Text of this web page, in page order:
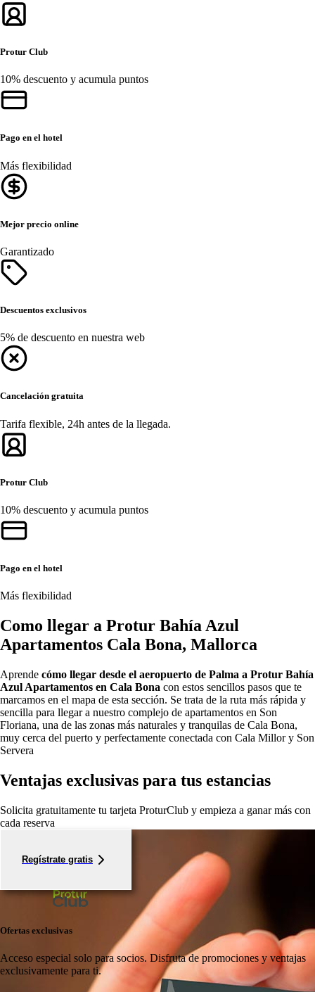
Protur Club
10% descuento y acumula puntos
Pago en el hotel
Más flexibilidad
Mejor precio online
Garantizado
Descuentos exclusivos
5% de descuento en nuestra web
Cancelación gratuita
Tarifa flexible, 24h antes de la llegada.
Protur Club
10% descuento y acumula puntos
Pago en el hotel
Más flexibilidad
Como llegar a Protur Bahía Azul
Apartamentos Cala Bona, Mallorca
Aprende cómo llegar desde el aeropuerto de Palma a Protur Bahía
Azul Apartamentos en Cala Bona con estos sencillos pasos que te
marcamos en el mapa de esta sección. Se trata de la ruta más rápida y
sencilla para llegar a nuestro complejo de apartamentos en Son
Floriana, una de las zonas más naturales y tranquilas de Cala Bona,
muy cerca del puerto y perfectamente conectada con Cala Millor y Son
Servera
Ventajas exclusivas para tus estancias
Solicita gratuitamente tu tarjeta ProturClub y empieza a ganar más con
cada reserva
Regístrate gratis
Ofertas exclusivas
Acceso especial solo para socios. Disfruta de promociones y ventajas
exclusivamente para ti.